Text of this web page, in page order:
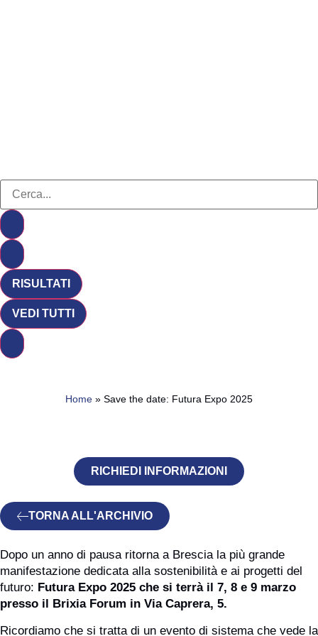
RISULTATI
VEDI TUTTI
Home » Save the date: Futura Expo 2025
RICHIEDI INFORMAZIONI
TORNA ALL'ARCHIVIO
Dopo un anno di pausa ritorna a Brescia la più grande
manifestazione dedicata alla sostenibilità e ai progetti del
futuro: Futura Expo 2025 che si terrà il 7, 8 e 9 marzo
presso il Brixia Forum in Via Caprera, 5.
Ricordiamo che si tratta di un evento di sistema che vede la